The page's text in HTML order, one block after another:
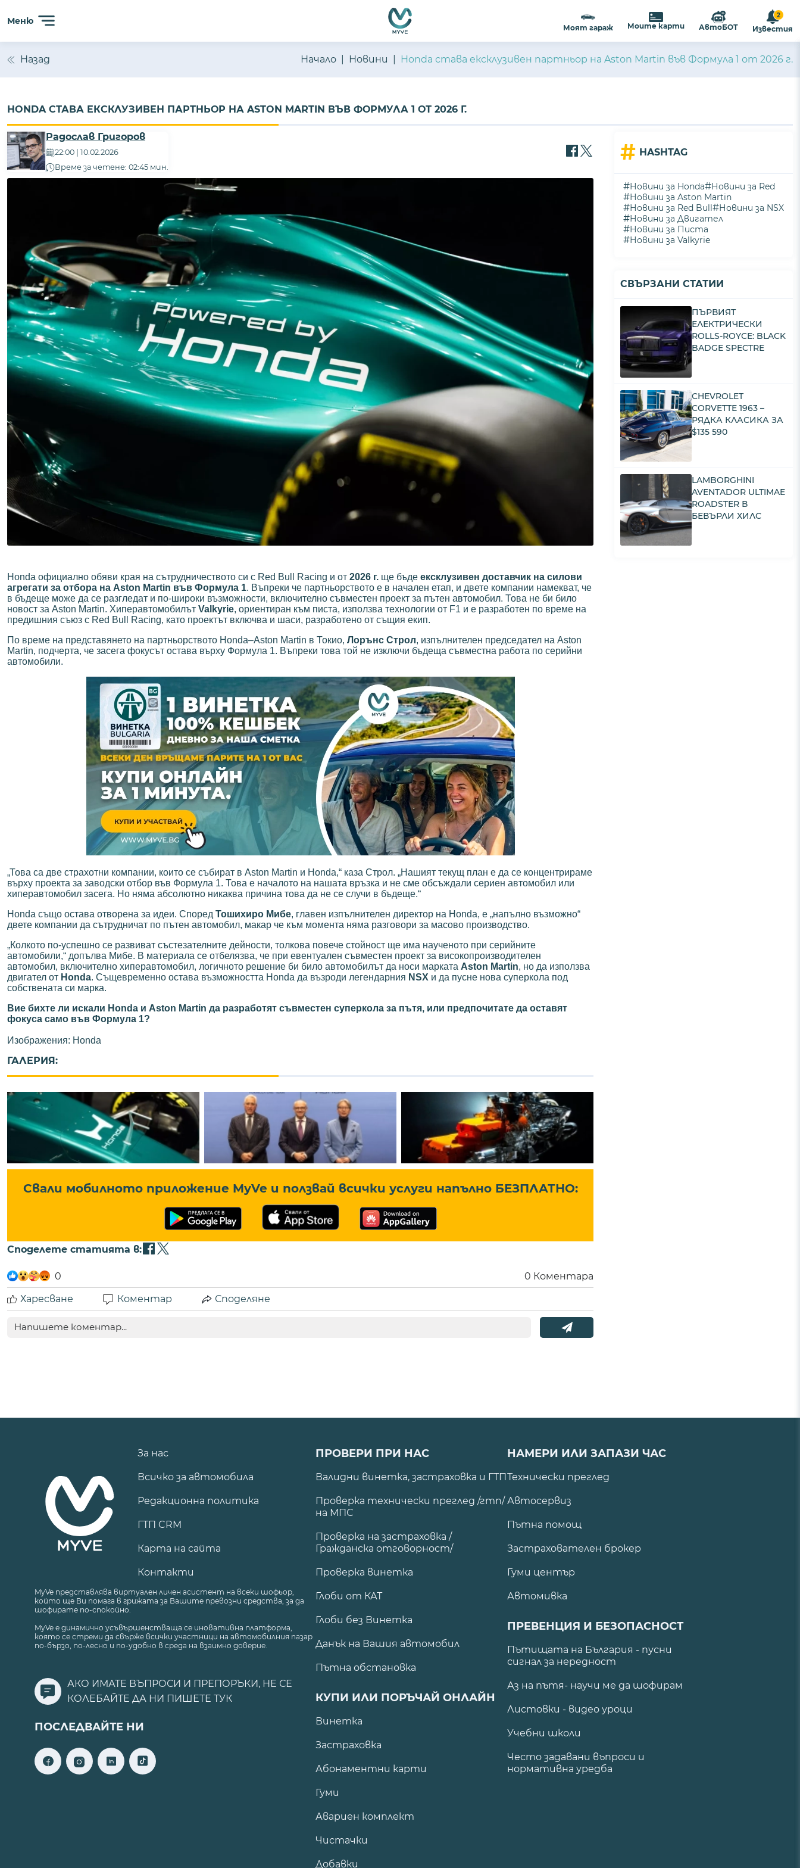
Меню
Моят гараж Моите карти АвтоБОТ
2
Известия
Назад Начало Новини Honda става ексклузивен партньор на Aston Martin във Формула 1 от 2026 г.
HONDA СТАВА ЕКСКЛУЗИВЕН ПАРТНЬОР НА ASTON MARTIN ВЪВ ФОРМУЛА 1 ОТ 2026 Г.
Радослав Григоров
22:00 | 10.02.2026
Време за четене: 02:45 мин.
Honda официално обяви края на сътрудничеството си с Red Bull Racing и от 2026 г. ще бъде ексклузивен доставчик на силови
агрегати за отбора на Aston Martin във Формула 1. Въпреки че партньорството е в начален етап, и двете компании намекват, че
в бъдеще може да се разгледат и по-широки възможности, включително съвместен проект за пътен автомобил. Това не би било
новост за Aston Martin. Хиперавтомобилът Valkyrie, ориентиран към писта, използва технологии от F1 и е разработен по време на
предишния съюз с Red Bull Racing, като проектът включва и шаси, разработено от същия екип.
По време на представянето на партньорството Honda–Aston Martin в Токио, Лорънс Строл, изпълнителен председател на Aston
Martin, подчерта, че засега фокусът остава върху Формула 1. Въпреки това той не изключи бъдеща съвместна работа по серийни
автомобили.
„Това са две страхотни компании, които се събират в Aston Martin и Honda,“ каза Строл. „Нашият текущ план е да се концентрираме
върху проекта за заводски отбор във Формула 1. Това е началото на нашата връзка и не сме обсъждали сериен автомобил или
хиперавтомобил засега. Но няма абсолютно никаква причина това да не се случи в бъдеще.“
Honda също остава отворена за идеи. Според Тошихиро Мибе, главен изпълнителен директор на Honda, е „напълно възможно“
двете компании да сътрудничат по пътен автомобил, макар че към момента няма разговори за масово производство.
„Колкото по-успешно се развиват състезателните дейности, толкова повече стойност ще има наученото при серийните
автомобили,“ допълва Мибе. В материала се отбелязва, че при евентуален съвместен проект за високопроизводителен
автомобил, включително хиперавтомобил, логичното решение би било автомобилът да носи марката Aston Martin, но да използва
двигател от Honda. Същевременно остава възможността Honda да възроди легендарния NSX и да пусне нова суперкола под
собствената си марка.
Вие бихте ли искали Honda и Aston Martin да разработят съвместен суперкола за пътя, или предпочитате да оставят
фокуса само във Формула 1?
Изображения: Honda
ГАЛЕРИЯ:
Свали мобилното приложение MyVe и ползвай всички услуги напълно БЕЗПЛАТНО:
Споделете статията в:
0 0 Коментара
Харесване
Коментар Споделяне
# HASHTAG
#Новини за Honda#Новини за Red
#Новини за Aston Martin
#Новини за Red Bull#Новини за NSX
#Новини за Двигател
#Новини за Писта
#Новини за Valkyrie
СВЪРЗАНИ СТАТИИ
ПЪРВИЯТ
ЕЛЕКТРИЧЕСКИ
ROLLS-ROYCE: BLACK
BADGE SPECTRE
CHEVROLET
CORVETTE 1963 –
РЯДКА КЛАСИКА ЗА
$135 590
LAMBORGHINI
AVENTADOR ULTIMAE
ROADSTER В
БЕВЪРЛИ ХИЛС
За нас
Всичко за автомобила
Редакционна политика
ГТП CRM
Карта на сайта
Контакти
MyVe представлява виртуален личен асистент на всеки шофьор,
който ще Ви помага в грижата за Вашите превозни средства, за да
шофирате по-спокойно.
MyVe е динамично усъвършенстваща се иновативна платформа,
която се стреми да свърже всички участници на автомобилния пазар
по-бързо, по-лесно и по-удобно в среда на взаимно доверие.
АКО ИМАТЕ ВЪПРОСИ И ПРЕПОРЪКИ, НЕ СЕ
КОЛЕБАЙТЕ ДА НИ ПИШЕТЕ ТУК
ПОСЛЕДВАЙТЕ НИ
ПРОВЕРИ ПРИ НАС
Валидни винетка, застраховка и ГТП
Проверка технически преглед /гтп/
на МПС
Проверка на застраховка /
Гражданска отговорност/
Проверка винетка
Глоби от КАТ
Глоби без Винетка
Данък на Вашия автомобил
Пътна обстановка
КУПИ ИЛИ ПОРЪЧАЙ ОНЛАЙН
Винетка
Застраховка
Абонаментни карти
Гуми
Авариен комплект
Чистачки
Добавки
НАМЕРИ ИЛИ ЗАПАЗИ ЧАС
Технически преглед
Автосервиз
Пътна помощ
Застрахователен брокер
Гуми център
Автомивка
ПРЕВЕНЦИЯ И БЕЗОПАСНОСТ
Пътищата на България - пусни
сигнал за нередност
Аз на пътя- научи ме да шофирам
Листовки - видео уроци
Учебни школи
Често задавани въпроси и
нормативна уредба